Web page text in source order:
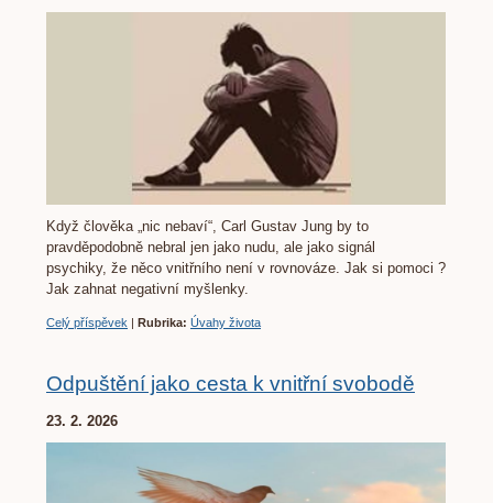
Když člověka „nic nebaví“, Carl Gustav Jung by to
pravděpodobně nebral jen jako nudu, ale jako signál
psychiky, že něco vnitřního není v rovnováze. Jak si pomoci ?
Jak zahnat negativní myšlenky.
Celý příspěvek Rubrika: Úvahy života
Odpuštění jako cesta k vnitřní svobodě
23. 2. 2026